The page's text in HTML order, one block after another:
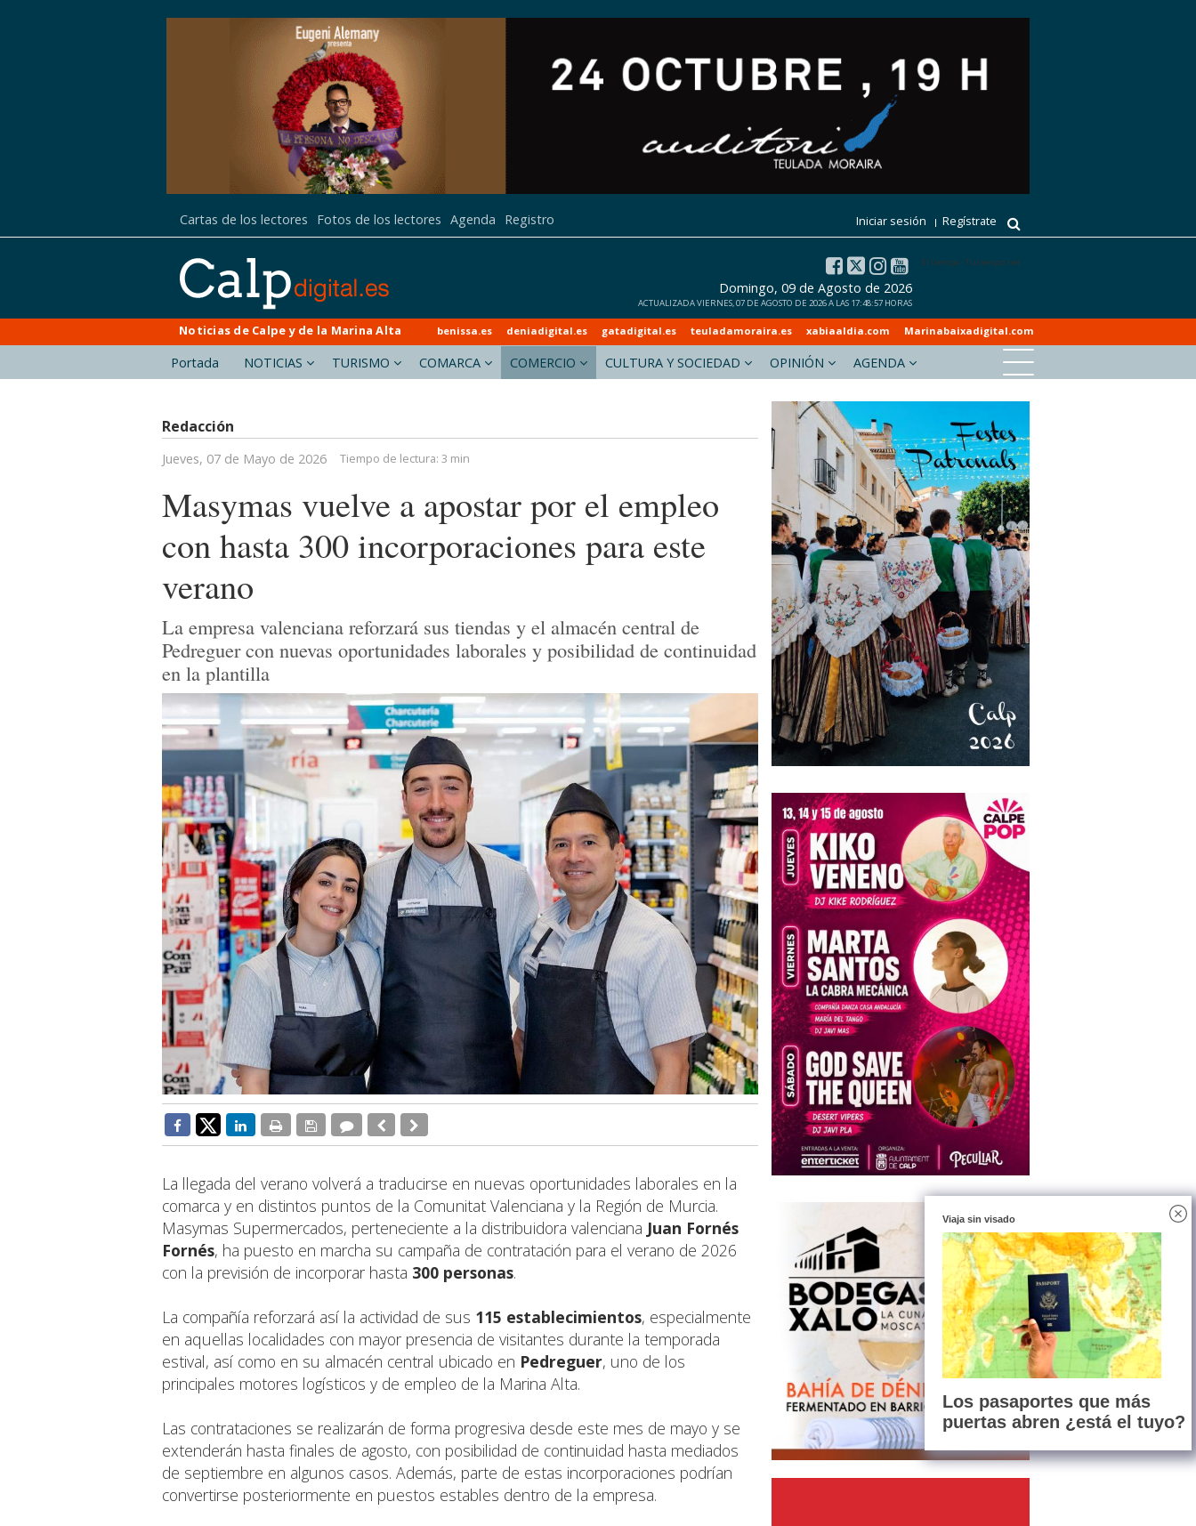
Cartas de los lectores Fotos de los lectores Agenda Registro Iniciar sesión Regístrate
El tiempo - Tutiempo.net
Domingo, 09 de Agosto de 2026
ACTUALIZADA VIERNES, 07 DE AGOSTO DE 2026 A LAS 17:48:57 HORAS
Noticias de Calpe y de la Marina Alta benissa.es deniadigital.es gatadigital.es teuladamoraira.es xabiaaldia.com Marinabaixadigital.com
Portada NOTICIAS TURISMO COMARCA COMERCIO CULTURA Y SOCIEDAD OPINIÓN AGENDA
Redacción
Jueves, 07 de Mayo de 2026 Tiempo de lectura: 3 min
Masymas vuelve a apostar por el empleo
con hasta 300 incorporaciones para este
verano
La empresa valenciana reforzará sus tiendas y el almacén central de
Pedreguer con nuevas oportunidades laborales y posibilidad de continuidad
en la plantilla
La llegada del verano volverá a traducirse en nuevas oportunidades laborales en la
comarca y en distintos puntos de la Comunitat Valenciana y la Región de Murcia.
Masymas Supermercados, perteneciente a la distribuidora valenciana Juan Fornés
Fornés, ha puesto en marcha su campaña de contratación para el verano de 2026
con la previsión de incorporar hasta 300 personas.
La compañía reforzará así la actividad de sus 115 establecimientos, especialmente
en aquellas localidades con mayor presencia de visitantes durante la temporada
estival, así como en su almacén central ubicado en Pedreguer, uno de los
principales motores logísticos y de empleo de la Marina Alta.
Las contrataciones se realizarán de forma progresiva desde este mes de mayo y se
extenderán hasta finales de agosto, con posibilidad de continuidad hasta mediados
de septiembre en algunos casos. Además, parte de estas incorporaciones podrían
convertirse posteriormente en puestos estables dentro de la empresa.
Viaja sin visado
Los pasaportes que más
puertas abren ¿está el tuyo?